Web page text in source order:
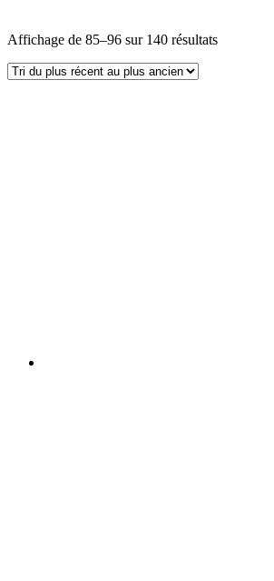
Affichage de 85–96 sur 140 résultats